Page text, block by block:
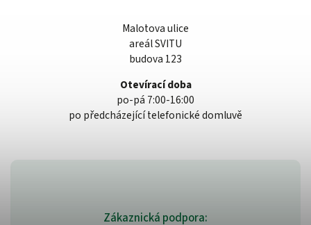
Zákaznická podpora:
Malotova ulice
areál SVITU
budova 123
Otevírací doba
po-pá 7:00-16:00
po předcházející telefonické domluvě